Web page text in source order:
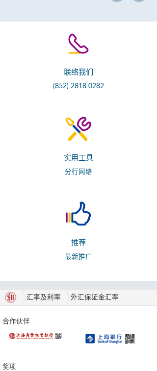
联络我们
(852) 2818 0282
实用工具
分行网络
推荐
最新推广
汇率及利率 外汇保证金汇率
合作伙伴
奖项